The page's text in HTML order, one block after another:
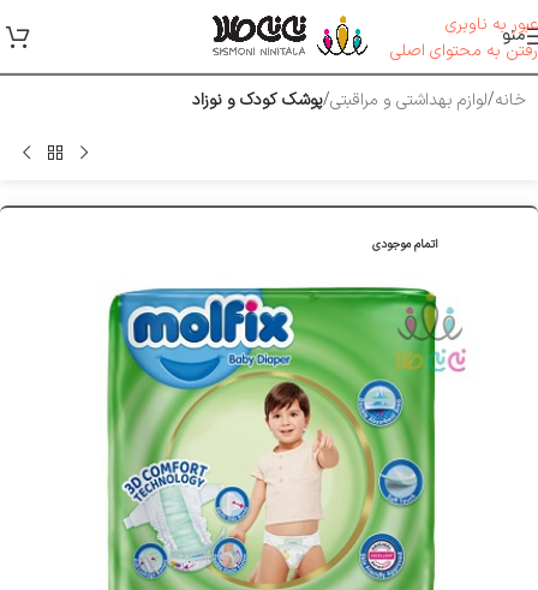
عبور به ناوبری
رفتن به محتوای اصلی
منو
خانه لوازم بهداشتی و مراقبتی پوشک کودک و نوزاد
اتمام موجودی